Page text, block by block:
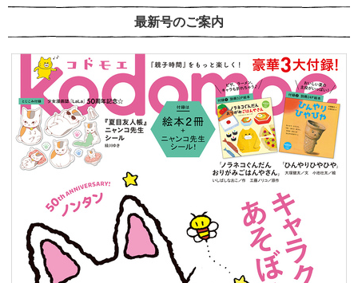
最新号のご案内